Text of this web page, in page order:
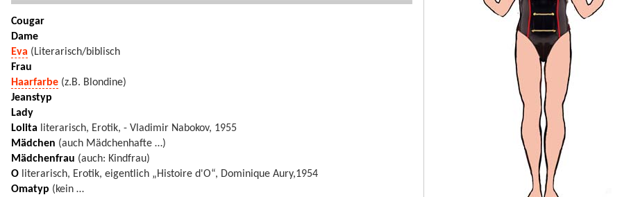
Cougar
Dame
Eva (Literarisch/biblisch
Frau
Haarfarbe (z.B. Blondine)
Jeanstyp
Lady
Lolita literarisch, Erotik, - Vladimir Nabokov, 1955
Mädchen (auch Mädchenhafte …)
Mädchenfrau (auch: Kindfrau)
O literarisch, Erotik, eigentlich „Histoire d'O“, Dominique Aury,1954
Omatyp (kein …